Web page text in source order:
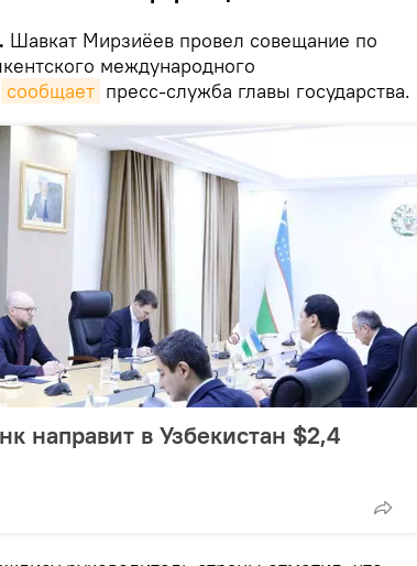
Шавкат Мирзиёев провел совещание по
международного
сообщает пресс-служба главы государства.
направит в Узбекистан $2,4